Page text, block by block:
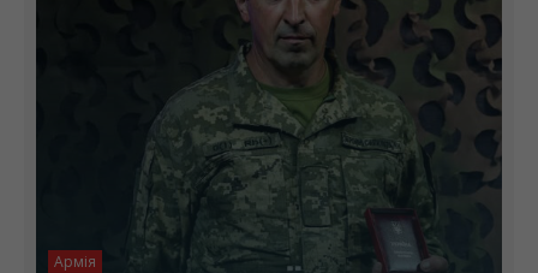
Армія